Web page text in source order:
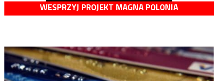
WESPRZYJ PROJEKT MAGNA POLONIA